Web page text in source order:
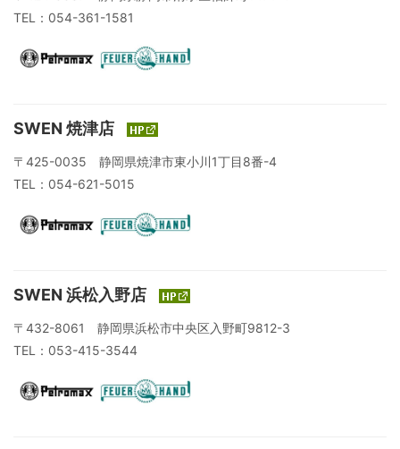
TEL：054-361-1581
SWEN 焼津店
〒425-0035 静岡県焼津市東小川1丁目8番-4
TEL：054-621-5015
SWEN 浜松入野店
〒432-8061 静岡県浜松市中央区入野町9812-3
TEL：053-415-3544